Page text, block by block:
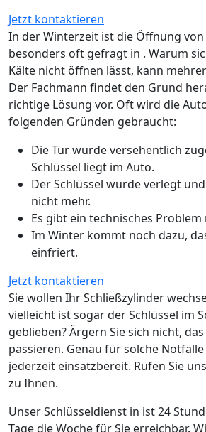
Jetzt kontaktieren
In der Winterzeit ist die Öffnung
besonders oft gefragt in . Warum
Kälte nicht öffnen lässt, kann
Der Fachmann findet den Grund
richtige Lösung vor. Oft wird die
folgenden Gründen gebraucht:
Die Tür wurde versehentlich
Schlüssel liegt im Auto.
Der Schlüssel wurde verlegt
nicht mehr.
Es gibt ein technisches
Im Winter kommt noch dazu,
einfriert.
Jetzt kontaktieren
Sie wollen Ihr Schließzylinder
vielleicht ist sogar der Schlüssel im
geblieben? Ärgern Sie sich nicht,
passieren. Genau für solche
jederzeit einsatzbereit. Rufen Sie
zu Ihnen.
Unser Schlüsseldienst in ist 24
Tage die Woche für Sie erreichbar.